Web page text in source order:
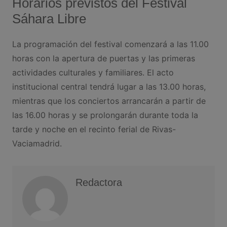
Horarios previstos del Festival
Sáhara Libre
La programación del festival comenzará a las 11.00
horas con la apertura de puertas y las primeras
actividades culturales y familiares. El acto
institucional central tendrá lugar a las 13.00 horas,
mientras que los conciertos arrancarán a partir de
las 16.00 horas y se prolongarán durante toda la
tarde y noche en el recinto ferial de Rivas-
Vaciamadrid.
Redactora